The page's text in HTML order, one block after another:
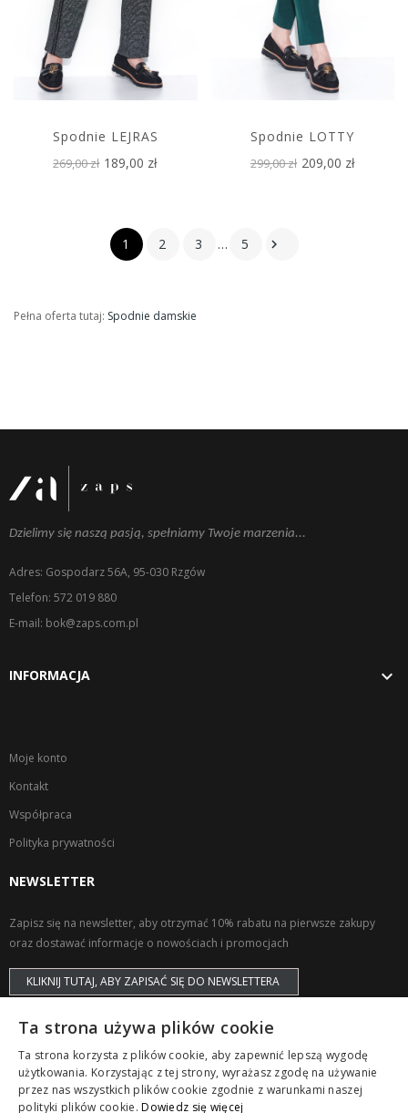
Spodnie LEJRAS
269,00 zł 189,00 zł
Spodnie LOTTY
299,00 zł 209,00 zł
1 2 3 … 5 
Pełna oferta tutaj: Spodnie damskie
Dzielimy się naszą pasją, spełniamy Twoje marzenia...
Adres: Gospodarz 56A, 95-030 Rzgów
Telefon: 572 019 880
E-mail: bok@zaps.com.pl
INFORMACJA 
Moje konto
Kontakt
Współpraca
Polityka prywatności
NEWSLETTER
Zapisz się na newsletter, aby otrzymać 10% rabatu na pierwsze zakupy
oraz dostawać informacje o nowościach i promocjach
KLIKNIJ TUTAJ, ABY ZAPISAĆ SIĘ DO NEWSLETTERA
Copyright © ZAPS. All Rights Reserved.
Ta strona używa plików cookie
Ta strona korzysta z plików cookie, aby zapewnić lepszą wygodę
użytkowania. Korzystając z tej strony, wyrażasz zgodę na używanie
przez nas wszystkich plików cookie zgodnie z warunkami naszej
polityki plików cookie.Dowiedz się więcej